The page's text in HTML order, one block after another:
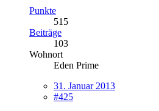
Punkte
515
Beiträge
103
Wohnort
Eden Prime
31. Januar 2013
#425